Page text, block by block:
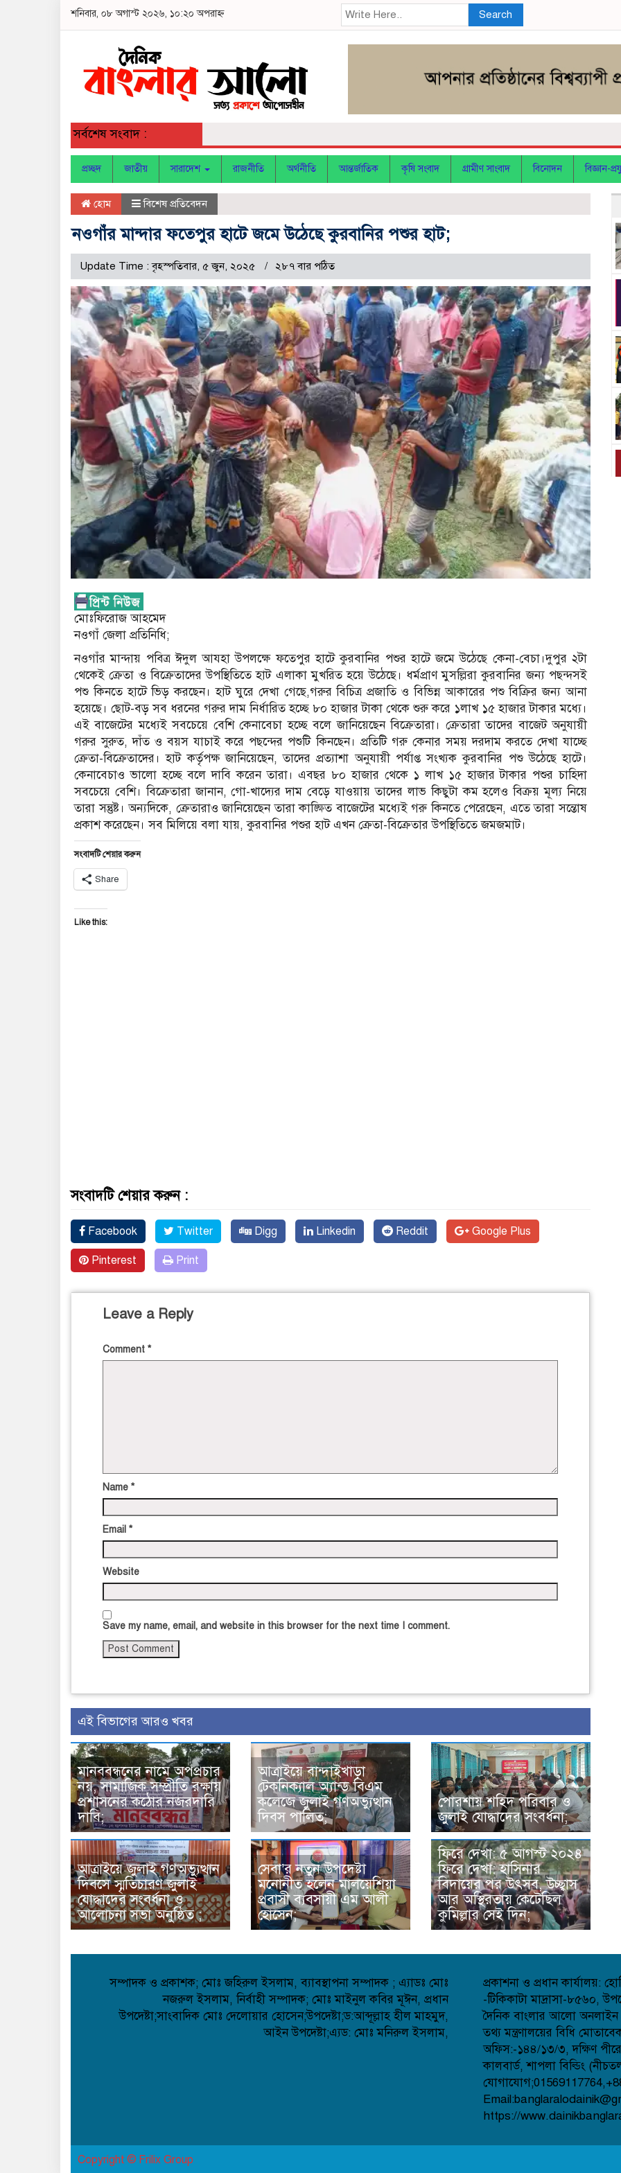
শনিবার, ০৮ অগাস্ট ২০২৬, ১০:২০ অপরাহ্ন Search
সর্বশেষ সংবাদ :
প্রচ্ছদ জাতীয় সারাদেশ রাজনীতি অর্থনীতি আন্তর্জাতিক কৃষি সংবাদ গ্রামীণ সাংবাদ বিনোদন বিজ্ঞান-
হোম বিশেষ প্রতিবেদন
নওগাঁর মান্দার ফতেপুর হাটে জমে উঠেছে কুরবানির পশুর হাট;
Update Time : বৃহস্পতিবার, ৫ জুন, ২০২৫ ২৮৭ বার পঠিত
মোঃফিরোজ আহমেদ
নওগাঁ জেলা প্রতিনিধি;
নওগাঁর মান্দায় পবিত্র ঈদুল আযহা উপলক্ষে ফতেপুর হাটে কুরবানির পশুর হাটে জমে উঠেছে কেনা-বেচা।দুপুর ২টা
থেকেই ক্রেতা ও বিক্রেতাদের উপস্থিতিতে হাট এলাকা মুখরিত হয়ে উঠেছে। ধর্মপ্রাণ মুসল্লিরা কুরবানির জন্য পছন্দসই
পশু কিনতে হাটে ভিড় করছেন। হাট ঘুরে দেখা গেছে,গরুর বিচিত্র প্রজাতি ও বিভিন্ন আকারের পশু বিক্রির জন্য আনা
হয়েছে। ছোট-বড় সব ধরনের গরুর দাম নির্ধারিত হচ্ছে ৮০ হাজার টাকা থেকে শুরু করে ১লাখ ১৫ হাজার টাকার মধ্যে।
এই বাজেটের মধ্যেই সবচেয়ে বেশি কেনাবেচা হচ্ছে বলে জানিয়েছেন বিক্রেতারা। ক্রেতারা তাদের বাজেট অনুযায়ী
গরুর সুরুত, দাঁত ও বয়স যাচাই করে পছন্দের পশুটি কিনছেন। প্রতিটি গরু কেনার সময় দরদাম করতে দেখা যাচ্ছে
ক্রেতা-বিক্রেতাদের। হাট কর্তৃপক্ষ জানিয়েছেন, তাদের প্রত্যাশা অনুযায়ী পর্যাপ্ত সংখ্যক কুরবানির পশু উঠেছে হাটে।
কেনাবেচাও ভালো হচ্ছে বলে দাবি করেন তারা। এবছর ৮০ হাজার থেকে ১ লাখ ১৫ হাজার টাকার পশুর চাহিদা
সবচেয়ে বেশি। বিক্রেতারা জানান, গো-খাদ্যের দাম বেড়ে যাওয়ায় তাদের লাভ কিছুটা কম হলেও বিক্রয় মূল্য নিয়ে
তারা সন্তুষ্ট। অন্যদিকে, ক্রেতারাও জানিয়েছেন তারা কাঙ্ক্ষিত বাজেটের মধ্যেই গরু কিনতে পেরেছেন, এতে তারা সন্তোষ
প্রকাশ করেছেন। সব মিলিয়ে বলা যায়, কুরবানির পশুর হাট এখন ক্রেতা-বিক্রেতার উপস্থিতিতে জমজমাট।
সংবাদটি শেয়ার করুন
Share
Like this:
সংবাদটি শেয়ার করুন :
Facebook Twitter Digg Linkedin Reddit Google Plus
Pinterest Print
Leave a Reply
Comment *
Name *
Email *
Website
Save my name, email, and website in this browser for the next time I comment.
এই বিভাগের আরও খবর
মানববন্ধনের নামে অপপ্রচার
নয়, সামাজিক সম্প্রীতি রক্ষায়
প্রশাসনের কঠোর নজরদারি
দাবি;
আত্রাইয়ে বান্দাইখাড়া
টেকনিক্যাল অ্যান্ড বিএম
কলেজে জুলাই গণঅভ্যুত্থান
দিবস পালিত;
পোরশায় শহিদ পরিবার ও
জুলাই যোদ্ধাদের সংবর্ধনা;
আত্রাইয়ে জুলাই গণঅভ্যুত্থান
দিবসে স্মৃতিচারণ জুলাই
যোদ্ধাদের সংবর্ধনা ও
আলোচনা সভা অনুষ্ঠিত ;
সেবা’র নতুন উপদেষ্টা
মনোনীত হলেন মালয়েশিয়া
প্রবাসী ব্যবসায়ী এম আলী
হোসেন;
ফিরে দেখা: ৫ আগস্ট ২০২৪
ফিরে দেখা: হাসিনার
বিদায়ের পর উৎসব, উচ্ছ্বাস
আর অস্থিরতায় কেটেছিল
কুমিল্লার সেই দিন;
সম্পাদক ও প্রকাশক; মোঃ জহিরুল ইসলাম, ব্যাবস্থাপনা সম্পাদক ; এ্যাডঃ মোঃ
নজরুল ইসলাম, নির্বাহী সম্পাদক; মোঃ মাইনুল কবির মূঈন, প্রধান
উপদেষ্টা;সাংবাদিক মোঃ দেলোয়ার হোসেন;উপদেষ্টা;ড:আব্দূল্লাহ হীল মাহমুদ,
আইন উপদেষ্টা;এ্যড: মোঃ মনিরুল ইসলাম,
প্রকাশনা ও প্রধান কার্যালয়:
-টিকিকাটা মাদ্রাসা-৮৫৬০,
দৈনিক বাংলার আলো অনলাইন
তথ্য মন্ত্রণালয়ের বিধি
অফিস:-১৪৪/১৩/৩, দক্ষিণ
কালবার্ড, শাপলা বিল্ডিং
https://
Copyright © Frilix Group